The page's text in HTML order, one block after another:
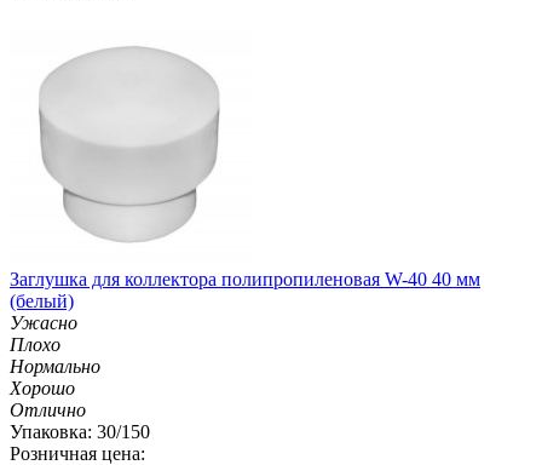
Заглушка для коллектора полипропиленовая W-40 40 мм
(белый)
Ужасно
Плохо
Нормально
Хорошо
Отлично
Упаковка: 30/150
Розничная цена: